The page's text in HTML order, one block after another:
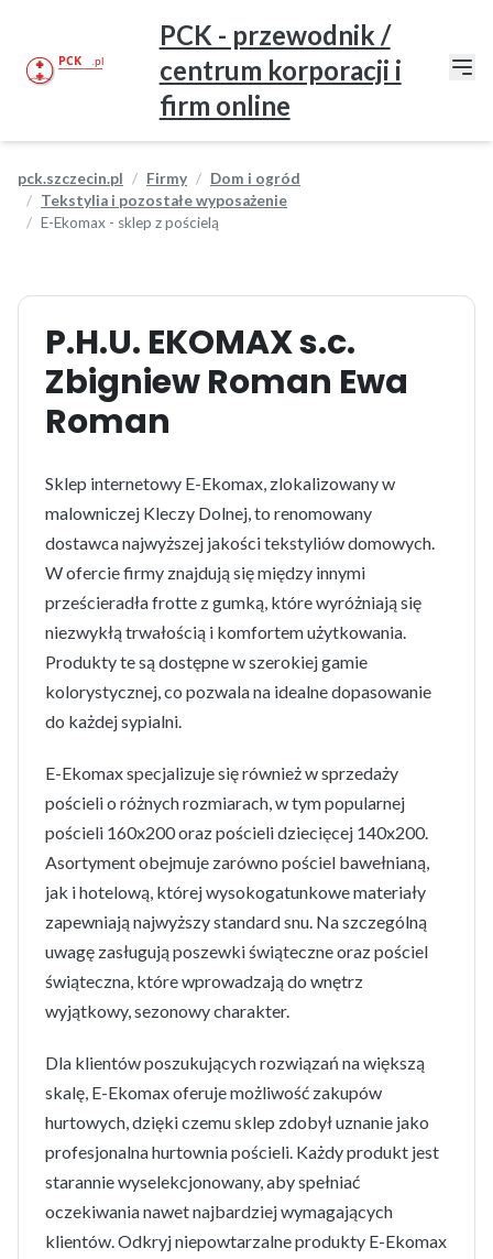
PCK - przewodnik /
centrum korporacji i
firm online
pck.szczecin.pl Firmy
Dom i ogród
Tekstylia i pozostałe wyposażenie
E-Ekomax - sklep z pościelą
P.H.U. EKOMAX s.c.
Zbigniew Roman Ewa
Roman
Sklep internetowy E-Ekomax, zlokalizowany w
malowniczej Kleczy Dolnej, to renomowany
dostawca najwyższej jakości tekstyliów domowych.
W ofercie firmy znajdują się między innymi
prześcieradła frotte z gumką, które wyróżniają się
niezwykłą trwałością i komfortem użytkowania.
Produkty te są dostępne w szerokiej gamie
kolorystycznej, co pozwala na idealne dopasowanie
do każdej sypialni.
E-Ekomax specjalizuje się również w sprzedaży
pościeli o różnych rozmiarach, w tym popularnej
pościeli 160x200 oraz pościeli dziecięcej 140x200.
Asortyment obejmuje zarówno pościel bawełnianą,
jak i hotelową, której wysokogatunkowe materiały
zapewniają najwyższy standard snu. Na szczególną
uwagę zasługują poszewki świąteczne oraz pościel
świąteczna, które wprowadzają do wnętrz
wyjątkowy, sezonowy charakter.
Dla klientów poszukujących rozwiązań na większą
skalę, E-Ekomax oferuje możliwość zakupów
hurtowych, dzięki czemu sklep zdobył uznanie jako
profesjonalna hurtownia pościeli. Każdy produkt jest
starannie wyselekcjonowany, aby spełniać
oczekiwania nawet najbardziej wymagających
klientów. Odkryj niepowtarzalne produkty E-Ekomax